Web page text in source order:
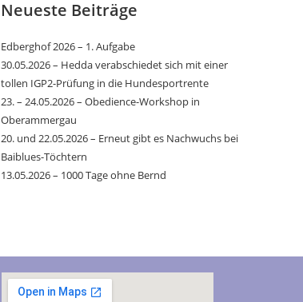
Neueste Beiträge
Edberghof 2026 – 1. Aufgabe
30.05.2026 – Hedda verabschiedet sich mit einer
tollen IGP2-Prüfung in die Hundesportrente
23. – 24.05.2026 – Obedience-Workshop in
Oberammergau
20. und 22.05.2026 – Erneut gibt es Nachwuchs bei
Baiblues-Töchtern
13.05.2026 – 1000 Tage ohne Bernd